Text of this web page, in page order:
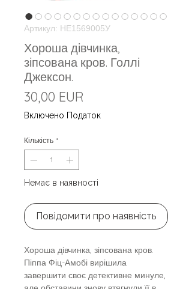
Артикул: НЕ1569005У
Хороша дівчинка,
зіпсована кров. Голлі
Джексон.
30,00 EUR
Включено Податок
Кількість *
Немає в наявності
Повідомити про наявність
Хороша дівчинка, зіпсована кров.
Піппа Фіц-Амобі вирішила
завершити своє детективне минуле,